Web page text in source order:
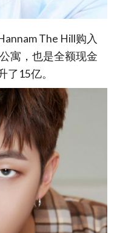
The Hill购入
寓，也是全额现金
15亿。